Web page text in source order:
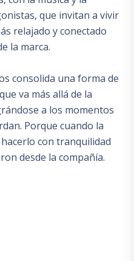
que invitan a vivir
relajado y conectado
la marca.
consolida una forma de
va más allá de la
a los momentos
Porque cuando la
con tranquilidad
desde la compañía.